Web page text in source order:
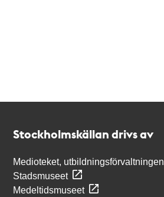
Stockholmskällan drivs av
Medioteket, utbildningsförvaltningen
Stadsmuseet
Medeltidsmuseet